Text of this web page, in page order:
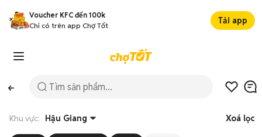
Voucher KFC đến 100k
Chỉ có trên app Chợ Tốt
Tải app
Khu vực: Hậu Giang Xoá lọc